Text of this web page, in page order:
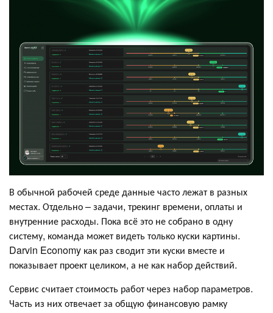
В обычной рабочей среде данные часто лежат в разных
местах. Отдельно – задачи, трекинг времени, оплаты и
внутренние расходы. Пока всё это не собрано в одну
систему, команда может видеть только куски картины.
Darvin Economy как раз сводит эти куски вместе и
показывает проект целиком, а не как набор действий.
Сервис считает стоимость работ через набор параметров.
Часть из них отвечает за общую финансовую рамку